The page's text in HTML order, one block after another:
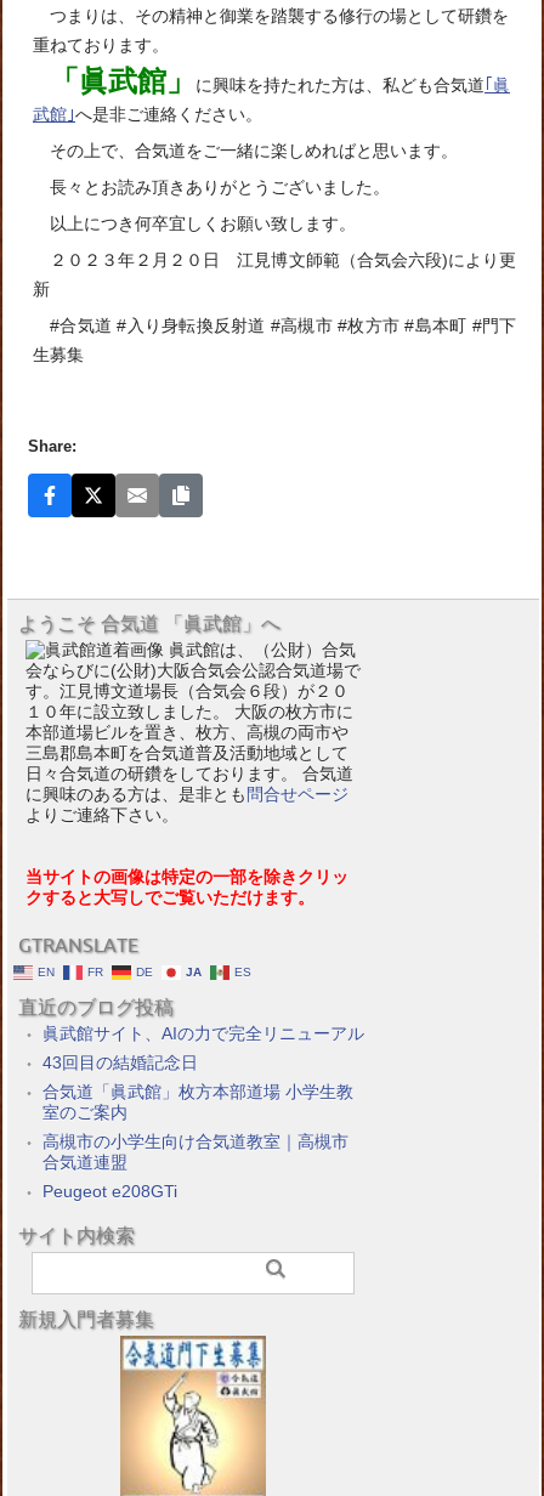
つまりは、その精神と御業を踏襲する修行の場として研鑽を
重ねております。
「眞武館」 に興味を持たれた方は、私ども合気道 ｢眞
武館｣へ是非ご連絡ください。
その上で、合気道をご一緒に楽しめればと思います。
長々とお読み頂きありがとうございました。
以上につき何卒宜しくお願い致します。
２０２３年２月２０日 江見博文師範（合気会六段)により更
新
#合気道 #入り身転換反射道 #高槻市 #枚方市 #島本町 #門下
生募集
Share:
ようこそ 合気道 「眞武館」へ
眞武館は、（公財）合気
会ならびに(公財)大阪合気会公認合気道場で
す。江見博文道場長（合気会６段）が２０
１０年に設立致しました。 大阪の枚方市に
本部道場ビルを置き、枚方、高槻の両市や
三島郡島本町を合気道普及活動地域として
日々合気道の研鑽をしております。 合気道
に興味のある方は、是非とも 問合せページ
よりご連絡下さい。
当サイトの画像は特定の一部を除きクリッ
クすると大写しでご覧いただけます。
GTRANSLATE
EN FR DE JA ES
直近のブログ投稿
眞武館サイト、AIの力で完全リニューアル
43回目の結婚記念日
合気道「眞武館」枚方本部道場 小学生教
室のご案内
高槻市の小学生向け合気道教室｜高槻市
合気道連盟
Peugeot e208GTi
サイト内検索
新規入門者募集